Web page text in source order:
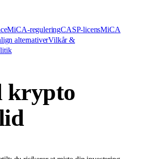
MiCA-reguleringCASP-licensMiCA
alternativerVilkår &
krypto